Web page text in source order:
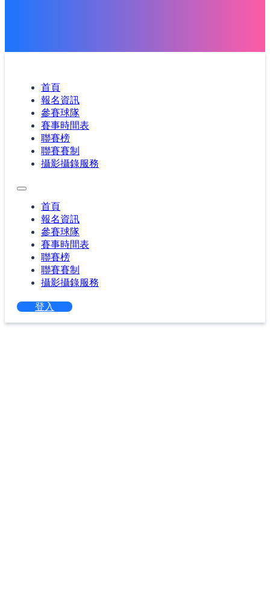
首頁
報名資訊
參賽球隊
賽事時間表
聯賽榜
聯賽賽制
攝影攝錄服務
首頁
報名資訊
參賽球隊
賽事時間表
聯賽榜
聯賽賽制
攝影攝錄服務
登入